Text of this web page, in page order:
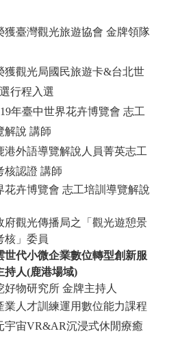
獲臺灣觀光旅遊協會 金牌領隊
獲觀光局國民旅遊卡&台北世
行程入選
年臺中世界花卉博覽會 志工
解說 講師
港外語導覽解說人員菁英志工
核認證 講師
花卉博覽會 志工培訓導覽解說
府觀光傳播局之「觀光遊憩景
核」委員
世代小微企業數位轉型創新服
持人(鹿港場域)
好物研究所 金牌主持人
業人才訓練運用數位能力課程
宇宙VR&AR沉浸式休閒療癒